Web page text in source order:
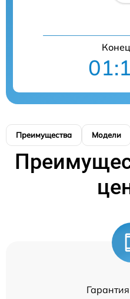
Преимущества Модели